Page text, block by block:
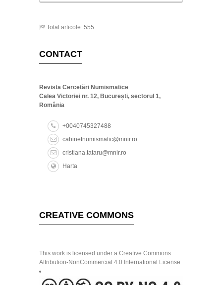
Total articole: 555
CONTACT
Revista Cercetări Numismatice
Calea Victoriei nr. 12, București, sectorul 1,
România
+0040745327488
cabinetnumismatic@mnir.ro
cristiana.tataru@mnir.ro
Harta
CREATIVE COMMONS
This work is licensed under a Creative Commons
Attribution-NonCommercial 4.0 International License